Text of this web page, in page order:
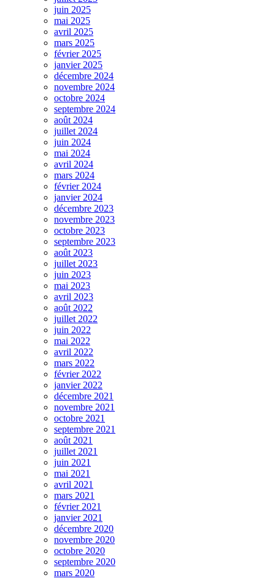
juin 2025
mai 2025
avril 2025
mars 2025
février 2025
janvier 2025
décembre 2024
novembre 2024
octobre 2024
septembre 2024
août 2024
juillet 2024
juin 2024
mai 2024
avril 2024
mars 2024
février 2024
janvier 2024
décembre 2023
novembre 2023
octobre 2023
septembre 2023
août 2023
juillet 2023
juin 2023
mai 2023
avril 2023
août 2022
juillet 2022
juin 2022
mai 2022
avril 2022
mars 2022
février 2022
janvier 2022
décembre 2021
novembre 2021
octobre 2021
septembre 2021
août 2021
juillet 2021
juin 2021
mai 2021
avril 2021
mars 2021
février 2021
janvier 2021
décembre 2020
novembre 2020
octobre 2020
septembre 2020
mars 2020